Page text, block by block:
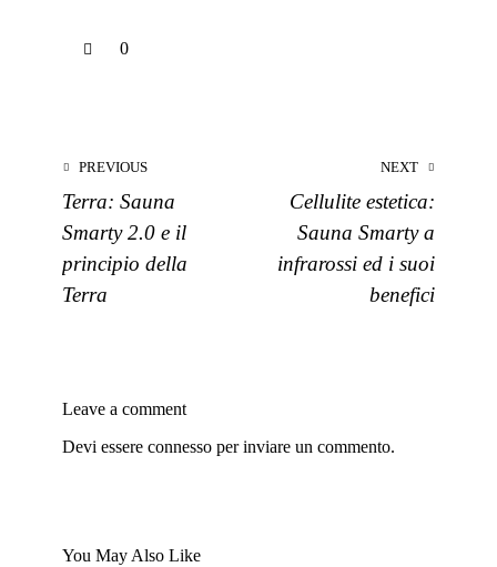
0
PREVIOUS
Terra: Sauna
Smarty 2.0 e il
principio della
Terra
NEXT
Cellulite estetica:
Sauna Smarty a
infrarossi ed i suoi
benefici
Leave a comment
Devi essere connesso per inviare un commento.
You May Also Like